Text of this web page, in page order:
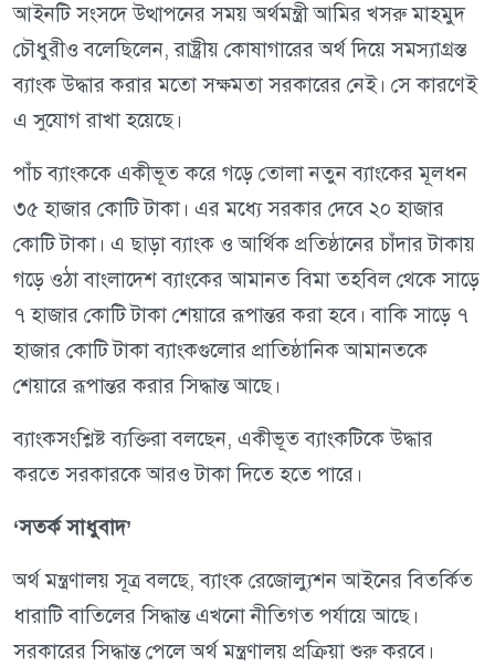
আইনটি সংসদে উত্থাপনের সময় অর্থমন্ত্রী আমির খসরু মাহমুদ
চৌধুরীও বলেছিলেন, রাষ্ট্রীয় কোষাগারের অর্থ দিয়ে সমস্যাগ্রস্ত
ব্যাংক উদ্ধার করার মতো সক্ষমতা সরকারের নেই। সে কারণেই
এ সুযোগ রাখা হয়েছে।
পাঁচ ব্যাংককে একীভূত করে গড়ে তোলা নতুন ব্যাংকের মূলধন
৩৫ হাজার কোটি টাকা। এর মধ্যে সরকার দেবে ২০ হাজার
কোটি টাকা। এ ছাড়া ব্যাংক ও আর্থিক প্রতিষ্ঠানের চাঁদার টাকায়
গড়ে ওঠা বাংলাদেশ ব্যাংকের আমানত বিমা তহবিল থেকে সাড়ে
৭ হাজার কোটি টাকা শেয়ারে রূপান্তর করা হবে। বাকি সাড়ে ৭
হাজার কোটি টাকা ব্যাংকগুলোর প্রাতিষ্ঠানিক আমানতকে
শেয়ারে রূপান্তর করার সিদ্ধান্ত আছে।
ব্যাংকসংশ্লিষ্ট ব্যক্তিরা বলছেন, একীভূত ব্যাংকটিকে উদ্ধার
করতে সরকারকে আরও টাকা দিতে হতে পারে।
‘সতর্ক সাধুবাদ’
অর্থ মন্ত্রণালয় সূত্র বলছে, ব্যাংক রেজোল্যুশন আইনের বিতর্কিত
ধারাটি বাতিলের সিদ্ধান্ত এখনো নীতিগত পর্যায়ে আছে।
সরকারের সিদ্ধান্ত পেলে অর্থ মন্ত্রণালয় প্রক্রিয়া শুরু করবে।